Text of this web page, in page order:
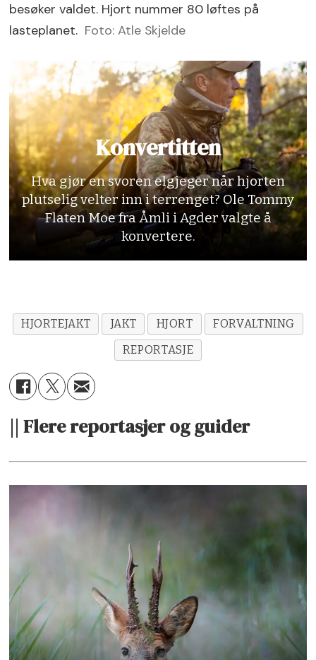
besøker valdet. Hjort nummer 80 løftes på
lasteplanet. Foto: Atle Skjelde
Konvertitten
Hva gjør en svoren elgjeger når hjorten
plutselig velter inn i terrenget? Ole Tommy
Flaten Moe fra Åmli i Agder valgte å
konvertere.
HJORTEJAKT JAKT HJORT
FORVALTNING
REPORTASJE
|| Flere reportasjer og guider